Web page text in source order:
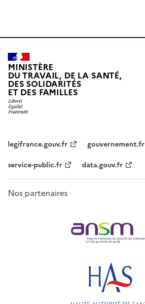
MINISTÈRE
DU TRAVAIL, DE LA SANTÉ,
DES SOLIDARITÉS
ET DES FAMILLES
legifrance.gouv.fr
gouvernement.fr
service-public.fr
data.gouv.fr
Nos partenaires